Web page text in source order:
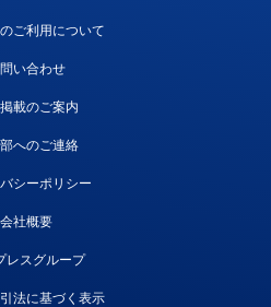
ご利用について
い合わせ
載のご案内
へのご連絡
シーポリシー
会社概要
レスグループ
法に基づく表示